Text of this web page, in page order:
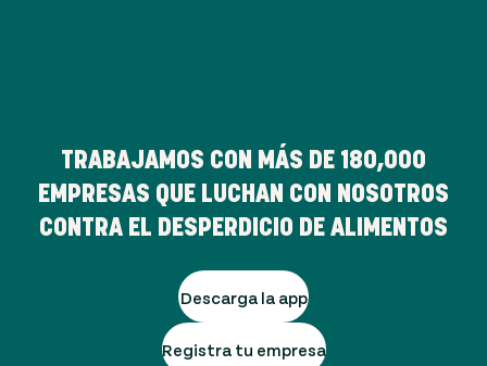
TRABAJAMOS CON MÁS DE 180,000
EMPRESAS QUE LUCHAN CON NOSOTROS
CONTRA EL DESPERDICIO DE ALIMENTOS
Descarga la app
Registra tu empresa